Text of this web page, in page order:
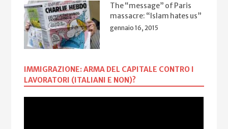
The “message” of Paris
massacre: “Islam hates us”
gennaio 16, 2015
IMMIGRAZIONE: ARMA DEL CAPITALE CONTRO I
LAVORATORI (ITALIANI E NON)?